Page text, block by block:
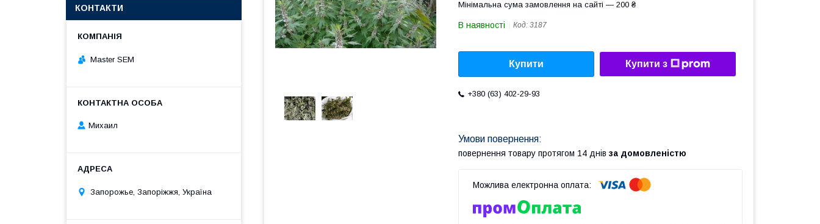
Мінімальна сума замовлення на сайті — 200 ₴
В наявності Код: 3187
Купити Купити з
+380 (63) 402-29-93
повернення товару протягом 14 днів за домовленістю
КОНТАКТИ
Master SEM
Михаил
Запорожье, Запоріжжя, Україна